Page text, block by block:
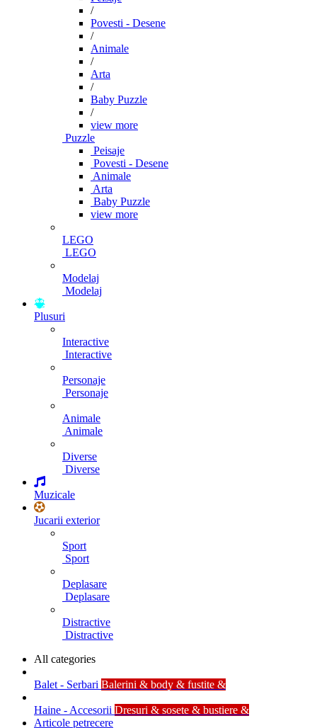
/
Povesti - Desene
/
Animale
/
Arta
/
Baby Puzzle
/
view more
Puzzle
Peisaje
Povesti - Desene
Animale
Arta
Baby Puzzle
view more
LEGO
LEGO
Modelaj
Modelaj
Plusuri
Interactive
Interactive
Personaje
Personaje
Animale
Animale
Diverse
Diverse
Muzicale
Jucarii exterior
Sport
Sport
Deplasare
Deplasare
Distractive
Distractive
All categories
Balet - Serbari Balerini & body & fustite &
Haine - Accesorii Dresuri & sosete & bustiere &
Articole petrecere